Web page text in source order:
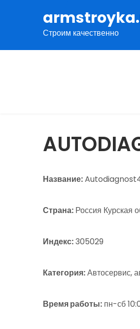
содержимомуСтроим качественно
Название:
Страна: Россия Курская
Индекс:305029
Категория:Автосервис,
Время работы: пн-сб